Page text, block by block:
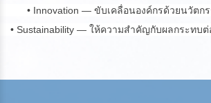
• Innovation — ขับเคลื่อนองค์กรด้วยนวัตก
• Sustainability — ให้ความสำคัญกับผลกระทบ